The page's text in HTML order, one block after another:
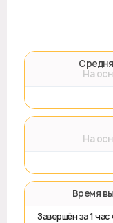
🚀
На
На
⏱️ Время
Завершён за 1 час